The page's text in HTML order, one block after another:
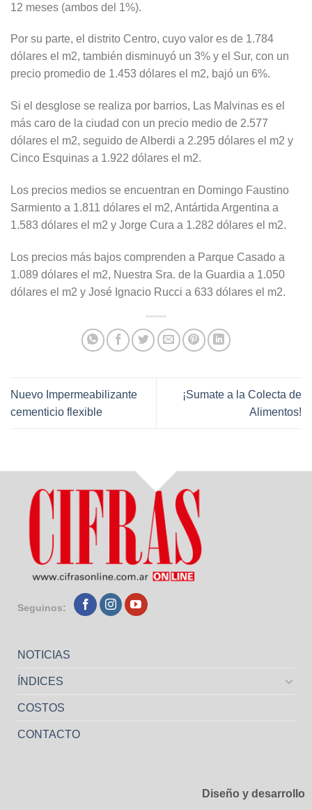
12 meses (ambos del 1%).
Por su parte, el distrito Centro, cuyo valor es de 1.784
dólares el m2, también disminuyó un 3% y el Sur, con un
precio promedio de 1.453 dólares el m2, bajó un 6%.
Si el desglose se realiza por barrios, Las Malvinas es el
más caro de la ciudad con un precio medio de 2.577
dólares el m2, seguido de Alberdi a 2.295 dólares el m2 y
Cinco Esquinas a 1.922 dólares el m2.
Los precios medios se encuentran en Domingo Faustino
Sarmiento a 1.811 dólares el m2, Antártida Argentina a
1.583 dólares el m2 y Jorge Cura a 1.282 dólares el m2.
Los precios más bajos comprenden a Parque Casado a
1.089 dólares el m2, Nuestra Sra. de la Guardia a 1.050
dólares el m2 y José Ignacio Rucci a 633 dólares el m2.
Nuevo Impermeabilizante
cementicio flexible
¡Sumate a la Colecta de
Alimentos!
Seguinos:
NOTICIAS
ÍNDICES
COSTOS
CONTACTO
Diseño y desarrollo